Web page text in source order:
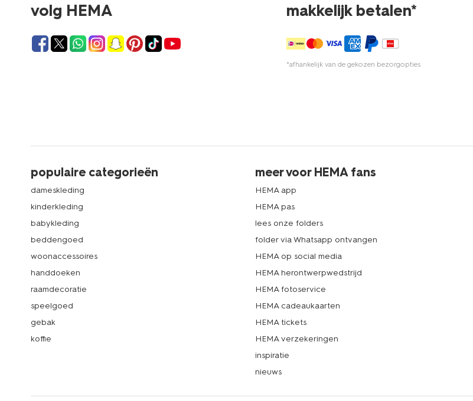
volg HEMA makkelijk betalen*
*afhankelijk van de gekozen bezorgopties
populaire categorieën
dameskleding
kinderkleding
babykleding
beddengoed
woonaccessoires
handdoeken
raamdecoratie
speelgoed
gebak
koffie
meer voor HEMA fans
HEMA app
HEMA pas
lees onze folders
folder via Whatsapp ontvangen
HEMA op social media
HEMA herontwerpwedstrijd
HEMA fotoservice
HEMA cadeaukaarten
HEMA tickets
HEMA verzekeringen
inspiratie
nieuws